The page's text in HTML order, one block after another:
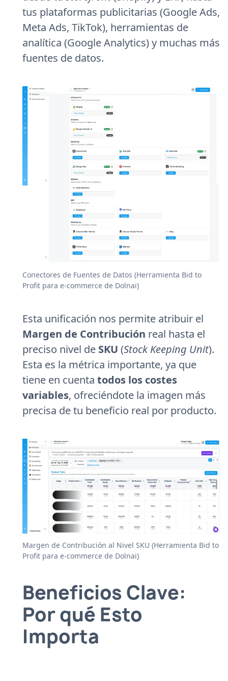
tus plataformas publicitarias (Google Ads,
Meta Ads, TikTok), herramientas de
analítica (Google Analytics) y muchas más
fuentes de datos.
Conectores de Fuentes de Datos (Herramienta Bid to
Profit para e-commerce de Dolnai)
Esta unificación nos permite atribuir el
Margen de Contribución real hasta el
preciso nivel de SKU (Stock Keeping Unit).
Esta es la métrica importante, ya que
tiene en cuenta todos los costes
variables, ofreciéndote la imagen más
precisa de tu beneficio real por producto.
Margen de Contribución al Nivel SKU (Herramienta Bid to
Profit para e-commerce de Dolnai)
Beneficios Clave:
Por qué Esto
Importa